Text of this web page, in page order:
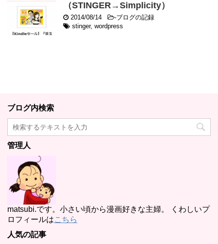
（STINGER→Simplicity）
2014/08/14 -ブログの記録
stinger, wordpress
ブログ内検索
管理人
matsubi.です。小さい頃から漫画好きな主婦。 くわしいプ
ロフィールはこちら
人気の記事